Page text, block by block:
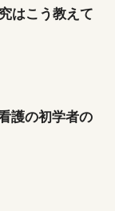
はこう教えて
護の初学者の